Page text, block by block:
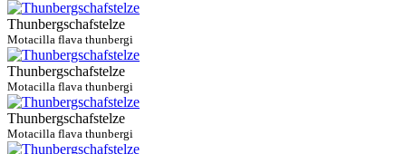
Thunbergschafstelze
Motacilla flava thunbergi
Thunbergschafstelze
Motacilla flava thunbergi
Thunbergschafstelze
Motacilla flava thunbergi